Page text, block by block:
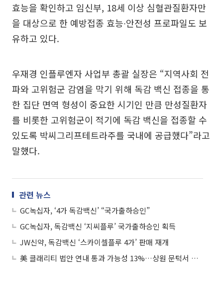
효능을 확인하고 임신부, 18세 이상 심혈관질환자만
을 대상으로 한 예방접종 효능∙안전성 프로파일도 보
유하고 있다.
우재경 인플루엔자 사업부 총괄 실장은 “지역사회 전
파와 고위험군 감염을 막기 위해 독감 백신 접종을 통
한 집단 면역 형성이 중요한 시기인 만큼 만성질환자
를 비롯한 고위험군이 적기에 독감 백신을 접종할 수
있도록 박씨그리프테트라주를 국내에 공급했다”라고
말했다.
관련 뉴스
GC녹십자, ‘4가 독감백신’ “국가출하승인”
GC녹십자, 독감백신 ‘지씨플루’ 국가출하승인 획득
JW신약, 독감백신 ‘스카이셀플루 4가’ 판매 재개
美 클래리티 법안 연내 통과 가능성 13%…상원 문턱서 제동